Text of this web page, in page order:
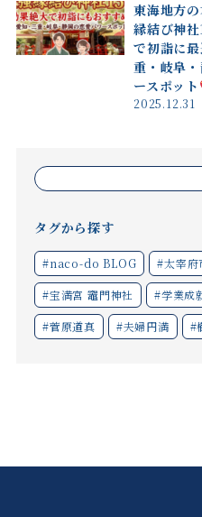
東海地方
縁結び神
で初詣に
重・岐阜
ースポット
2025.12.31
タグから探す
#naco-do BLOG #太宰府
#宝満宮 竈門神社 #学業成
#菅原道真 #夫婦円満 #